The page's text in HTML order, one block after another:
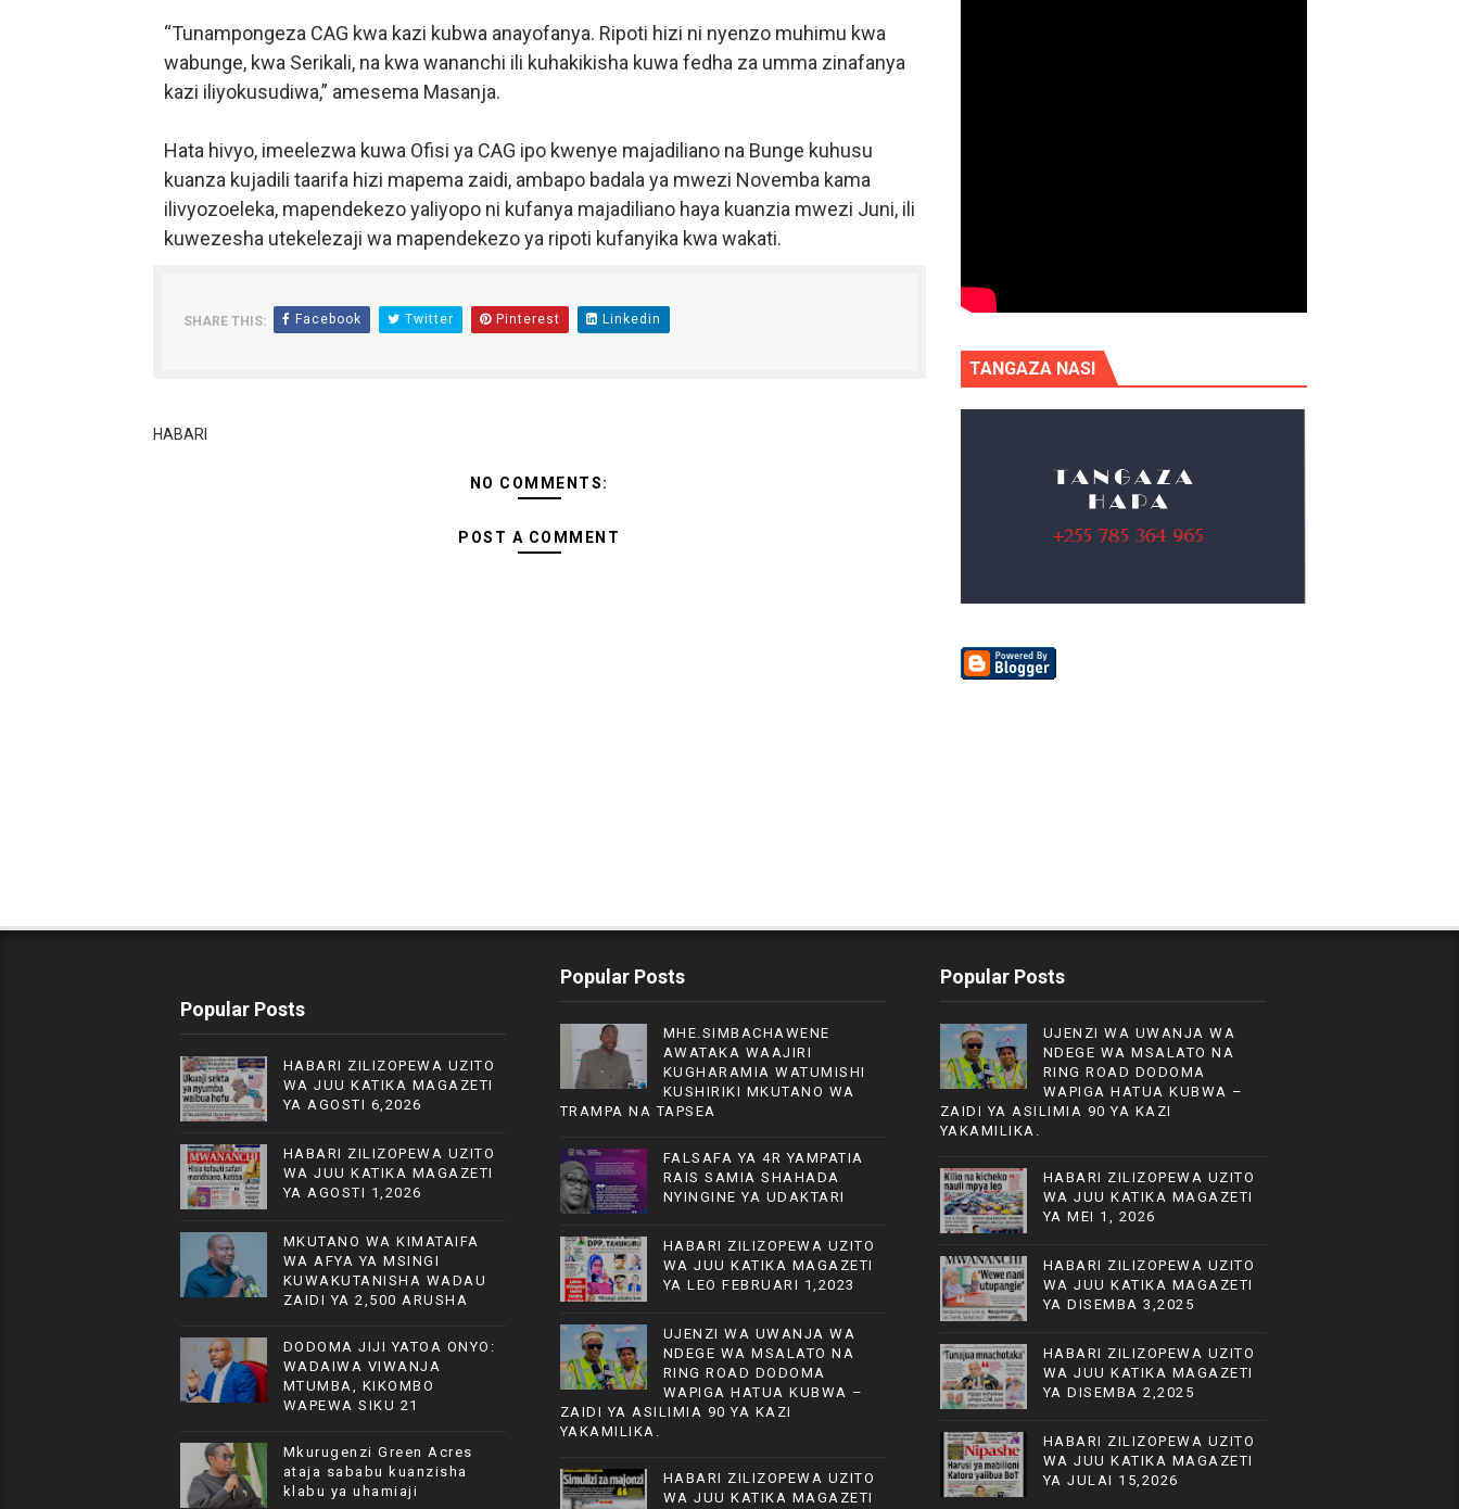
“Tunampongeza CAG kwa kazi kubwa anayofanya. Ripoti hizi ni nyenzo muhimu kwa
wabunge, kwa Serikali, na kwa wananchi ili kuhakikisha kuwa fedha za umma zinafanya
kazi iliyokusudiwa,” amesema Masanja.
Hata hivyo, imeelezwa kuwa Ofisi ya CAG ipo kwenye majadiliano na Bunge kuhusu
kuanza kujadili taarifa hizi mapema zaidi, ambapo badala ya mwezi Novemba kama
ilivyozoeleka, mapendekezo yaliyopo ni kufanya majadiliano haya kuanzia mwezi Juni, ili
kuwezesha utekelezaji wa mapendekezo ya ripoti kufanyika kwa wakati.
SHARE THIS: Facebook Twitter Pinterest Linkedin
HABARI
NO COMMENTS:
POST A COMMENT
TANGAZA NASI
Popular Posts
HABARI ZILIZOPEWA UZITO
WA JUU KATIKA MAGAZETI
YA AGOSTI 6,2026
HABARI ZILIZOPEWA UZITO
WA JUU KATIKA MAGAZETI
YA AGOSTI 1,2026
MKUTANO WA KIMATAIFA
WA AFYA YA MSINGI
KUWAKUTANISHA WADAU
ZAIDI YA 2,500 ARUSHA
DODOMA JIJI YATOA ONYO:
WADAIWA VIWANJA
MTUMBA, KIKOMBO
WAPEWA SIKU 21
Mkurugenzi Green Acres
ataja sababu kuanzisha
klabu ya uhamiaji
Popular Posts
MHE.SIMBACHAWENE
AWATAKA WAAJIRI
KUGHARAMIA WATUMISHI
KUSHIRIKI MKUTANO WA
TRAMPA NA TAPSEA
FALSAFA YA 4R YAMPATIA
RAIS SAMIA SHAHADA
NYINGINE YA UDAKTARI
HABARI ZILIZOPEWA UZITO
WA JUU KATIKA MAGAZETI
YA LEO FEBRUARI 1,2023
UJENZI WA UWANJA WA
NDEGE WA MSALATO NA
RING ROAD DODOMA
WAPIGA HATUA KUBWA –
ZAIDI YA ASILIMIA 90 YA KAZI
YAKAMILIKA.
HABARI ZILIZOPEWA UZITO
WA JUU KATIKA MAGAZETI
Popular Posts
UJENZI WA UWANJA WA
NDEGE WA MSALATO NA
RING ROAD DODOMA
WAPIGA HATUA KUBWA –
ZAIDI YA ASILIMIA 90 YA KAZI
YAKAMILIKA.
HABARI ZILIZOPEWA UZITO
WA JUU KATIKA MAGAZETI
YA MEI 1, 2026
HABARI ZILIZOPEWA UZITO
WA JUU KATIKA MAGAZETI
YA DISEMBA 3,2025
HABARI ZILIZOPEWA UZITO
WA JUU KATIKA MAGAZETI
YA DISEMBA 2,2025
HABARI ZILIZOPEWA UZITO
WA JUU KATIKA MAGAZETI
YA JULAI 15,2026